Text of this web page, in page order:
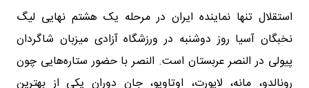
استقلال تنها نماینده ایران در مرحله یک هشتم نهایی لیگ
نخبگان آسیا روز دوشنبه در ورزشگاه آزادی میزبان شاگردان
پیولی در النصر عربستان است. النصر با حضور ستاره‌هایی چون
رونالدو، مانه، لاپورت، اوتاویو، جان دوران یکی از بهترین